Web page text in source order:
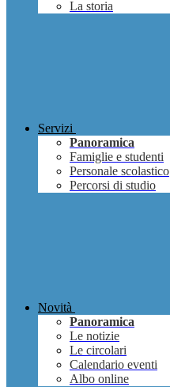
La storia
Servizi
Panoramica
Famiglie e studenti
Personale scolastico
Percorsi di studio
Novità
Panoramica
Le notizie
Le circolari
Calendario eventi
Albo online